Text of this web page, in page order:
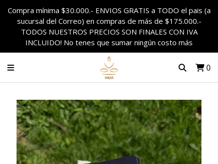
Compra mínima $30.000.- ENVIOS GRATIS a TODO el pais (a
sucursal del Correo) en compras de más de $175.000.-
TODOS NUESTROS PRECIOS SON FINALES CON IVA
INCLUIDO! No tenes que sumar ningún costo más
0